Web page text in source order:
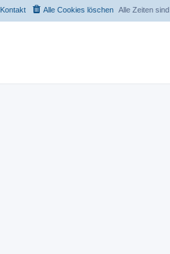
Alle Zeiten sind
Alle Cookies löschen
Kontakt